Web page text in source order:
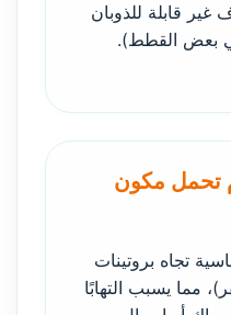
غير قابلة للذوبان
بعض القطط).
تحمل مكون
تجاه بروتينات
مما يسبب التهابًا